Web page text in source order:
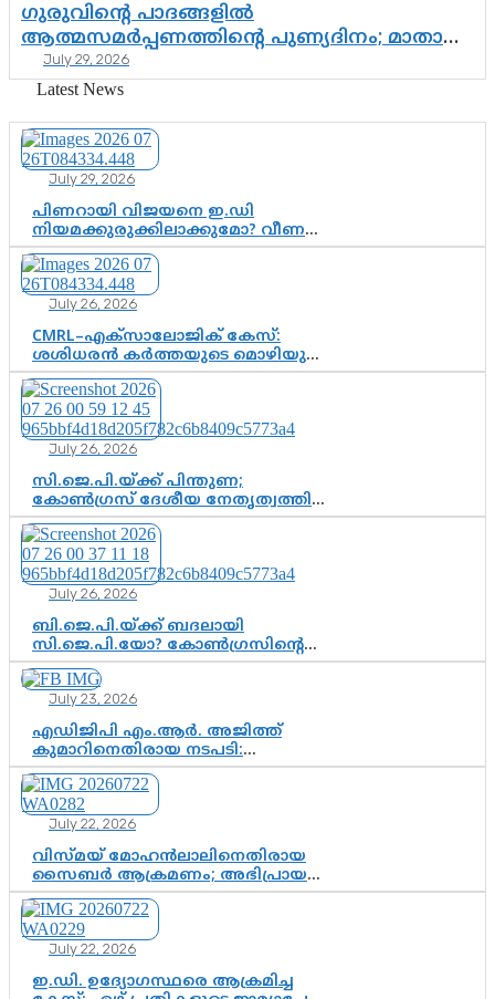
ഗുരുവിന്റെ പാദങ്ങളിൽ
ആത്മസമർപ്പണത്തിന്റെ പുണ്യദിനം; മാതാ
അമൃതാനന്ദമയി മഠത്തിൽ ഭക്തിസാന്ദ്രമായി
ഗുരുപൂർണിമ ആഘോഷം
July 29, 2026
Latest News
July 29, 2026
പിണറായി വിജയനെ ഇ.ഡി
നിയമക്കുരുക്കിലാക്കുമോ? വീണ
വിജയൻ മാപ്പുസാക്ഷിയാകുമോ?
കർത്തയുടെ മൊഴി നിർണായക
വഴിത്തിരിവാകുമോ?
July 26, 2026
CMRL–എക്‌സാലോജിക് കേസ്:
ശശിധരൻ കർത്തയുടെ മൊഴിയുടെ
അടിസ്ഥാനത്തിൽ പിണറായി
വിജയനെ ചോദ്യം ചെയ്യുന്നതിൽ ഉടൻ
തീരുമാനം; വീണയ്‌ക്കെതിരെ
കൂടുതൽ തെളിവുകൾ പരിശോധിച്ച്
ഇഡി
July 26, 2026
സി.ജെ.പി.യ്ക്ക് പിന്തുണ;
കോൺഗ്രസ് ദേശീയ നേതൃത്വത്തിൽ
ആശങ്കയോ? പാർട്ടിക്കുള്ളിൽ
ഭിന്നാഭിപ്രായമെന്ന വിലയിരുത്തൽ
July 26, 2026
ബി.ജെ.പി.യ്ക്ക് ബദലായി
സി.ജെ.പി.യോ? കോൺഗ്രസിന്റെ
രാഷ്ട്രീയ ഇടം കൈവശപ്പെടുത്താൻ
സിജെപി ഉയർന്നുകഴിഞ്ഞോ?
ഇന്ത്യൻ രാഷ്ട്രീയത്തിലെ പുതിയ
വഴിത്തിരിവ്
July 23, 2026
എഡിജിപി എം.ആർ. അജിത്ത്
കുമാറിനെതിരായ നടപടി:
സസ്പെൻഷനിൽ ഒതുങ്ങുമോ,
അതോ കൂടുതൽ കടുത്ത
നടപടികളിലേക്കോ?
July 22, 2026
വിസ്മയ് മോഹൻലാലിനെതിരായ
സൈബർ ആക്രമണം; അഭിപ്രായ
സ്വാതന്ത്ര്യത്തെ നിശ്ശബ്ദമാക്കുന്ന
ഡിജിറ്റൽ ഗുണ്ടായിസത്തിന് അറുതി
വേണം
July 22, 2026
ഇ.ഡി. ഉദ്യോഗസ്ഥരെ ആക്രമിച്ച